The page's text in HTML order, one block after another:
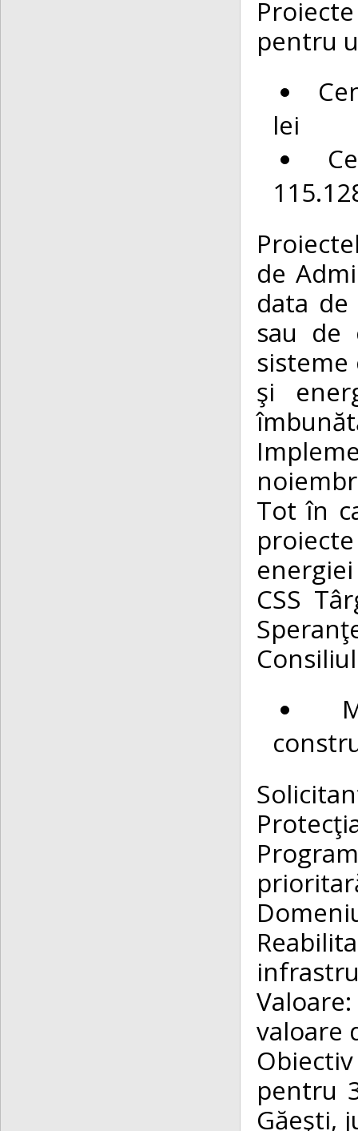
pentru
lei
de
data
sau de
sisteme
şi
Tot în
CSS
valoare
pentru
Găeşti,